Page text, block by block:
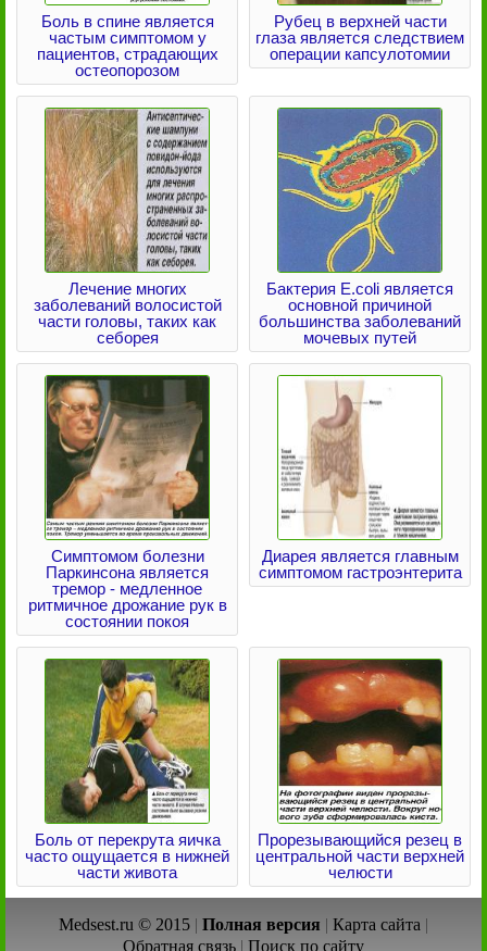
Боль в спине является
частым симптомом у
пациентов, страдающих
остеопорозом
Рубец в верхней части
глаза является следствием
операции капсулотомии
Лечение многих
заболеваний волосистой
части головы, таких как
себорея
Бактерия Е.coli является
основной причиной
большинства заболеваний
мочевых путей
Симптомом болезни
Паркинсона является
тремор - медленное
ритмичное дрожание рук в
состоянии покоя
Диарея является главным
симптомом гастроэнтерита
Боль от перекрута яичка
часто ощущается в нижней
части живота
Прорезывающийся резец в
центральной части верхней
челюсти
Medsest.ru © 2015 | Полная версия | Карта сайта |
Обратная связь | Поиск по сайту